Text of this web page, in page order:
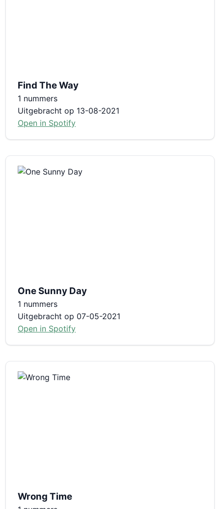
Find The Way
1 nummers
Uitgebracht op 13-08-2021
Open in Spotify
One Sunny Day
1 nummers
Uitgebracht op 07-05-2021
Open in Spotify
Wrong Time